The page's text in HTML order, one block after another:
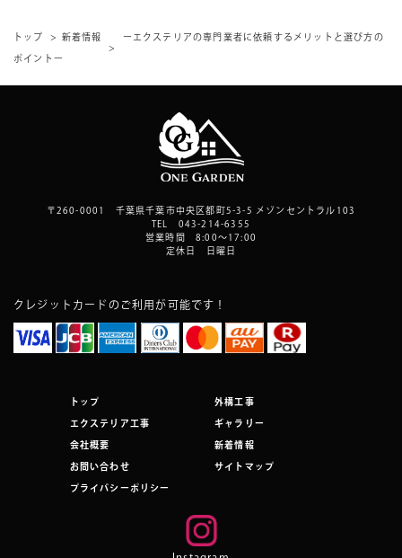
トップ 新着情報 ーエクステリアの専門業者に依頼するメリットと選び方の
ポイントー
トップ 外構工事
エクステリア工事 ギャラリー
会社概要 新着情報
お問い合わせ サイトマップ
プライバシーポリシー
〒260-0001 千葉県千葉市中央区都町5-3-5 メゾンセントラル103
TEL 043-214-6355
営業時間 8:00～17:00
定休日 日曜日
クレジットカードのご利用が可能です！